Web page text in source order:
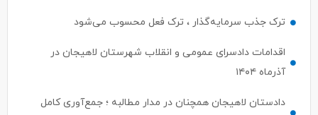
ترک جذب سرمایه‌گذار ، ترک فعل محسوب می‌شود
اقدامات دادسرای عمومی و انقلاب شهرستان لاهیجان در
آذرماه ۱۴۰۴
دادستان لاهیجان همچنان در مدار مطالبه ؛ جمع‌آوری کامل